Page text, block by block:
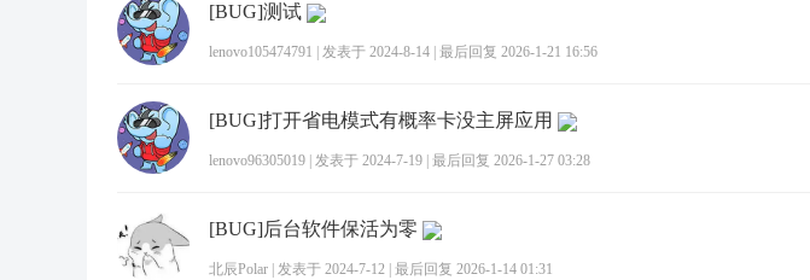
[BUG]测试
lenovo105474791 发表于 2024-8-14 最后回复 2026-1-21 16:56
[BUG]打开省电模式有概率卡没主屏应用
lenovo96305019 发表于 2024-7-19 最后回复 2026-1-27 03:28
[BUG]后台软件保活为零
北辰Polar 发表于 2024-7-12 最后回复 2026-1-14 01:31